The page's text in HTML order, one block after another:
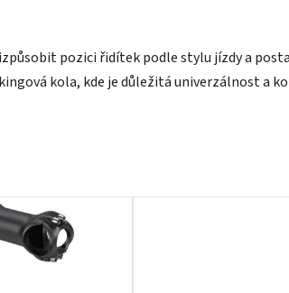
pozici řidítek podle stylu jízdy a
kola, kde je důležitá univerzálnost a